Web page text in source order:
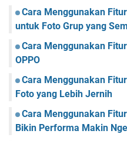
Cara Menggunakan
untuk Foto Grup yang
Cara Menggunakan
OPPO
Cara Menggunakan
Foto yang Lebih Jernih
Cara Menggunakan
Bikin Performa Makin